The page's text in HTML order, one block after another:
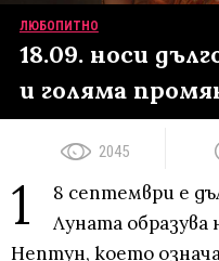
ЛЮБОПИТНО
18.09. носи
и голяма
2045
1
8 септември е
Луната образува
Нептун, което